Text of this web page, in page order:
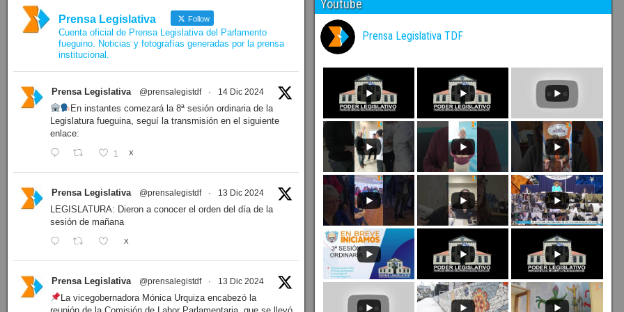
Prensa Legislativa Follow
Cuenta oficial de Prensa Legislativa del Parlamento
fueguino. Noticias y fotografías generadas por la prensa
institucional.
Prensa Legislativa @prensalegistdf · 14 Dic 2024
En instantes comezará la 8ª sesión ordinaria de la
Legislatura fueguina, seguí la transmisión en el siguiente
enlace:
1 X
Prensa Legislativa @prensalegistdf · 13 Dic 2024
LEGISLATURA: Dieron a conocer el orden del día de la
sesión de mañana
X
Prensa Legislativa @prensalegistdf · 13 Dic 2024
La vicegobernadora Mónica Urquiza encabezó la
Youtube
Prensa Legislativa TDF